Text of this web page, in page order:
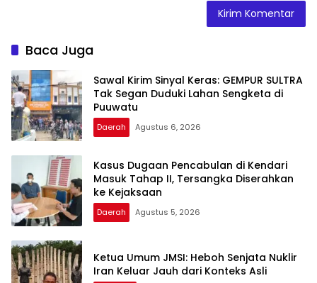
Baca Juga
Sawal Kirim Sinyal Keras: GEMPUR SULTRA
Tak Segan Duduki Lahan Sengketa di
Puuwatu
Daerah Agustus 6, 2026
Kasus Dugaan Pencabulan di Kendari
Masuk Tahap II, Tersangka Diserahkan
ke Kejaksaan
Daerah Agustus 5, 2026
Ketua Umum JMSI: Heboh Senjata Nuklir
Iran Keluar Jauh dari Konteks Asli